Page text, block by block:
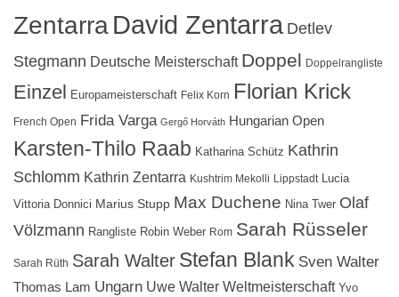
ZentarraDavid Zentarra Detlev
Stegmann Deutsche Meisterschaft Doppel Doppelrangliste
Einzel Europameisterschaft Felix Korn Florian Krick
French Open Frida Varga Gergő Horváth Hungarian Open
Karsten-Thilo Raab Katharina Schütz Kathrin
Schlomm Kathrin Zentarra Kushtrim Mekolli Lippstadt Lucia
Vittoria Donnici Marius Stupp Max Duchene Nina Twer Olaf
Völzmann Rangliste Robin Weber Rom Sarah Rüsseler
Sarah Rüth Sarah Walter Stefan Blank Sven Walter
Thomas Lam Ungarn Uwe Walter Weltmeisterschaft Yvo